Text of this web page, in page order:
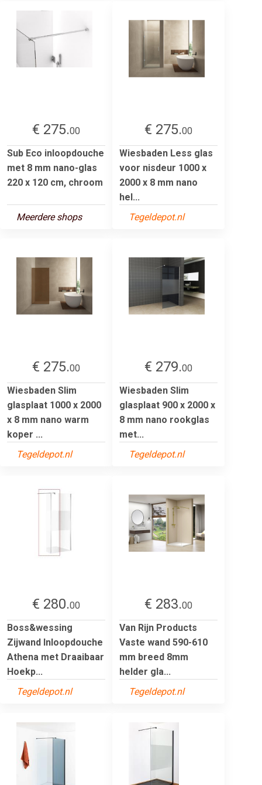
€ 275.00
Sub Eco inloopdouche
met 8 mm nano-glas
220 x 120 cm, chroom
Meerdere shops
€ 275.00
Wiesbaden Less glas
voor nisdeur 1000 x
2000 x 8 mm nano
hel...
Tegeldepot.nl
€ 275.00
Wiesbaden Slim
glasplaat 1000 x 2000
x 8 mm nano warm
koper ...
Tegeldepot.nl
€ 279.00
Wiesbaden Slim
glasplaat 900 x 2000 x
8 mm nano rookglas
met...
Tegeldepot.nl
€ 280.00
Boss&wessing
Zijwand Inloopdouche
Athena met Draaibaar
Hoekp...
Tegeldepot.nl
€ 283.00
Van Rijn Products
Vaste wand 590-610
mm breed 8mm
helder gla...
Tegeldepot.nl